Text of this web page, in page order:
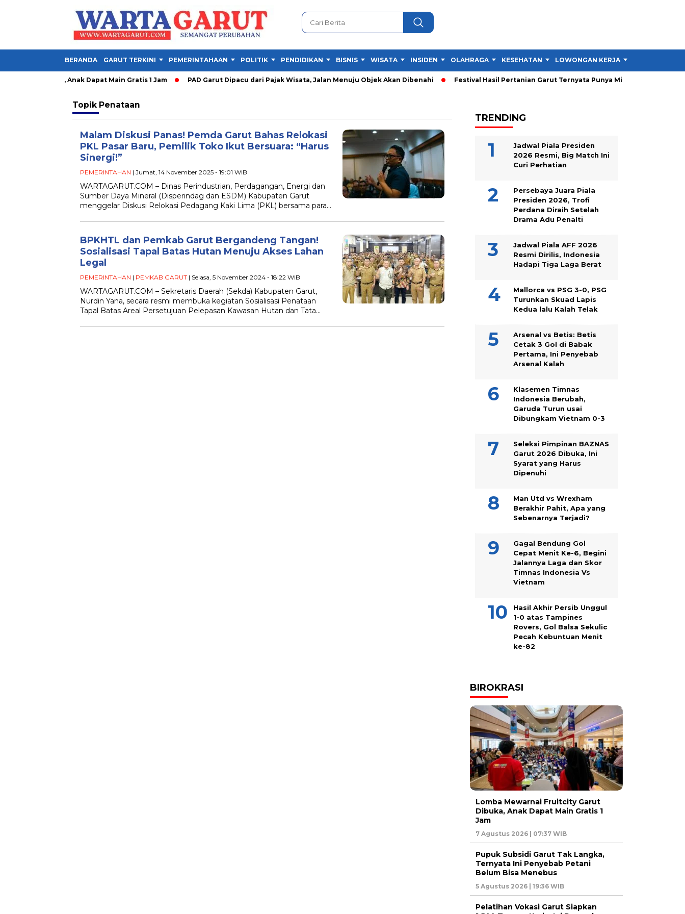
BERANDA GARUT TERKINI PEMERINTAHAAN POLITIK PENDIDIKAN BISNIS WISATA INSIDEN OLAHRAGA KESEHATAN LOWONGAN KERJA
Garut Dibuka, Anak Dapat Main Gratis 1 Jam PAD Garut Dipacu dari Pajak Wisata, Jalan Menuju Objek Akan Dibenahi Festival Hasil Pertanian Garut Ternyata Punya Misi Besar untuk Petani
Topik Penataan
Malam Diskusi Panas! Pemda Garut Bahas Relokasi
PKL Pasar Baru, Pemilik Toko Ikut Bersuara: “Harus
Sinergi!”
PEMERINTAHAN | Jumat, 14 November 2025 - 19:01 WIB
WARTAGARUT.COM – Dinas Perindustrian, Perdagangan, Energi dan
Sumber Daya Mineral (Disperindag dan ESDM) Kabupaten Garut
menggelar Diskusi Relokasi Pedagang Kaki Lima (PKL) bersama para…
BPKHTL dan Pemkab Garut Bergandeng Tangan!
Sosialisasi Tapal Batas Hutan Menuju Akses Lahan
Legal
PEMERINTAHAN | PEMKAB GARUT | Selasa, 5 November 2024 - 18:22 WIB
WARTAGARUT.COM – Sekretaris Daerah (Sekda) Kabupaten Garut,
Nurdin Yana, secara resmi membuka kegiatan Sosialisasi Penataan
Tapal Batas Areal Persetujuan Pelepasan Kawasan Hutan dan Tata…
TRENDING
Jadwal Piala Presiden
2026 Resmi, Big Match Ini
Curi Perhatian
Persebaya Juara Piala
Presiden 2026, Trofi
Perdana Diraih Setelah
Drama Adu Penalti
Jadwal Piala AFF 2026
Resmi Dirilis, Indonesia
Hadapi Tiga Laga Berat
Mallorca vs PSG 3-0, PSG
Turunkan Skuad Lapis
Kedua lalu Kalah Telak
Arsenal vs Betis: Betis
Cetak 3 Gol di Babak
Pertama, Ini Penyebab
Arsenal Kalah
Klasemen Timnas
Indonesia Berubah,
Garuda Turun usai
Dibungkam Vietnam 0-3
Seleksi Pimpinan BAZNAS
Garut 2026 Dibuka, Ini
Syarat yang Harus
Dipenuhi
Man Utd vs Wrexham
Berakhir Pahit, Apa yang
Sebenarnya Terjadi?
Gagal Bendung Gol
Cepat Menit Ke-6, Begini
Jalannya Laga dan Skor
Timnas Indonesia Vs
Vietnam
Hasil Akhir Persib Unggul
1-0 atas Tampines
Rovers, Gol Balsa Sekulic
Pecah Kebuntuan Menit
ke-82
BIROKRASI
Lomba Mewarnai Fruitcity Garut
Dibuka, Anak Dapat Main Gratis 1
Jam
7 Agustus 2026 | 07:37 WIB
Pupuk Subsidi Garut Tak Langka,
Ternyata Ini Penyebab Petani
Belum Bisa Menebus
5 Agustus 2026 | 19:36 WIB
Pelatihan Vokasi Garut Siapkan